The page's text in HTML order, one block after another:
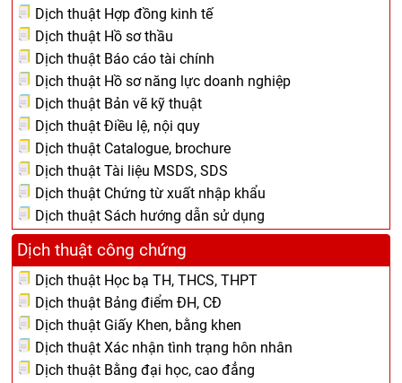
Dịch thuật Hợp đồng kinh tế
Dịch thuật Hồ sơ thầu
Dịch thuật Báo cáo tài chính
Dịch thuật Hồ sơ năng lực doanh nghiệp
Dịch thuật Bản vẽ kỹ thuật
Dịch thuật Điều lệ, nội quy
Dịch thuật Catalogue, brochure
Dịch thuật Tài liệu MSDS, SDS
Dịch thuật Chứng từ xuất nhập khẩu
Dịch thuật Sách hướng dẫn sử dụng
Dịch thuật công chứng
Dịch thuật Học bạ TH, THCS, THPT
Dịch thuật Bảng điểm ĐH, CĐ
Dịch thuật Giấy Khen, bằng khen
Dịch thuật Xác nhận tình trạng hôn nhân
Dịch thuật Bằng đại học, cao đẳng